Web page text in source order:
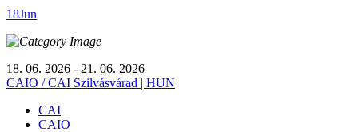
18Jun
18. 06. 2026 - 21. 06. 2026
CAIO / CAI Szilvásvárad | HUN
CAI
CAIO